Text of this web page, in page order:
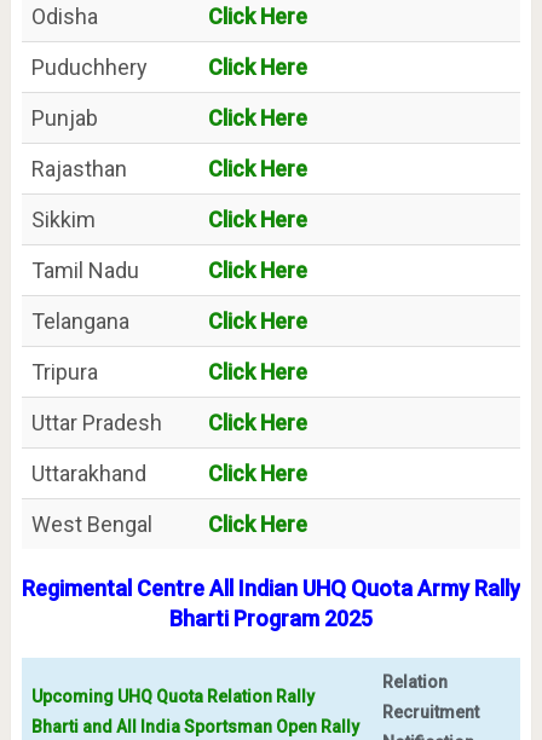
Odisha
Click Here
Puduchhery
Click Here
Punjab
Click Here
Rajasthan
Click Here
Sikkim
Click Here
Tamil Nadu
Click Here
Telangana
Click Here
Tripura
Click Here
Uttar Pradesh
Click Here
Uttarakhand
Click Here
West Bengal
Click Here
Regimental Centre All Indian UHQ Quota Army Rally
Bharti Program 2025
Upcoming UHQ Quota Relation Rally
Bharti and All India Sportsman Open Rally
Relation
Recruitment